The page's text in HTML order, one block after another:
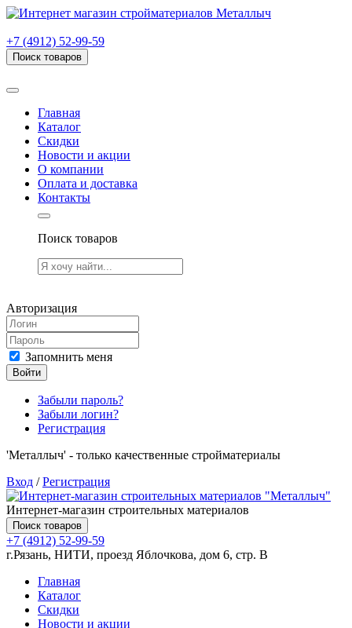
+7 (4912) 52-99-59
Поиск товаров
Главная
Каталог
Скидки
Новости и акции
О компании
Оплата и доставка
Контакты
Поиск товаров
Авторизация
Запомнить меня
Войти
Забыли пароль?
Забыли логин?
Регистрация
'Металлыч' - только качественные стройматериалы
Вход /Регистрация
Интернет-магазин строительных материалов
Поиск товаров
+7 (4912) 52-99-59
г.Рязань, НИТИ, проезд Яблочкова, дом 6, стр. В
Главная
Каталог
Скидки
Новости и акции